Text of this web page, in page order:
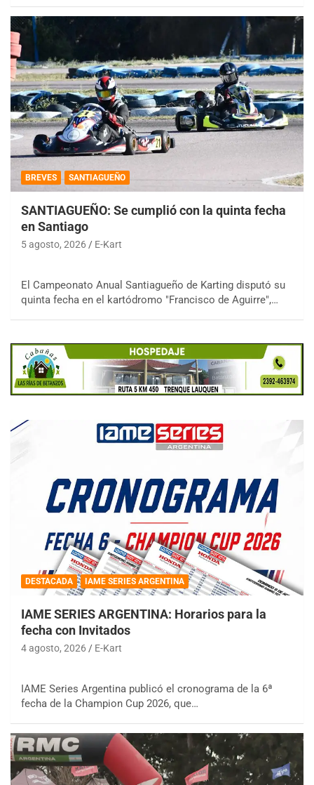
BREVES SANTIAGUEÑO
SANTIAGUEÑO: Se cumplió con la quinta fecha
en Santiago
5 agosto, 2026 E-Kart
El Campeonato Anual Santiagueño de Karting disputó su
quinta fecha en el kartódromo "Francisco de Aguirre",…
DESTACADA IAME SERIES ARGENTINA
IAME SERIES ARGENTINA: Horarios para la
fecha con Invitados
4 agosto, 2026 E-Kart
IAME Series Argentina publicó el cronograma de la 6ª
fecha de la Champion Cup 2026, que…